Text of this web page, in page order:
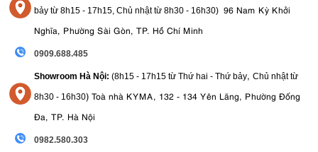
bảy từ 8h15 - 17h15, Chủ nhật từ 8h30 - 16h30) 96 Nam Kỳ Khởi
Nghĩa, Phường Sài Gòn, TP. Hồ Chí Minh
0909.688.485
Showroom Hà Nội: (8h15 - 17h15 từ Thứ hai - Thứ bảy, Chủ nhật từ
8h30 - 16h30) Toà nhà KYMA, 132 - 134 Yên Lãng, Phường Đống
Đa, TP. Hà Nội
0982.580.303